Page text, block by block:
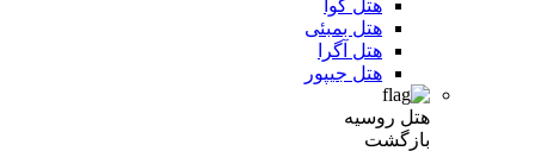
هتل گوا
هتل بمبئی
هتل آگرا
هتل جیپور
هتل روسیه
بازگشت